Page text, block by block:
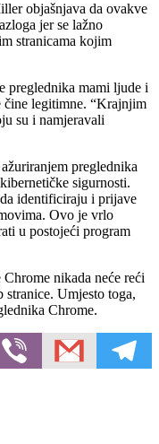
objašnjava da ovakve
jer se lažno
stranicama kojim
preglednika mami ljude i
čine legitimne. “Krajnjim
su i namjeravali
preglednika
sigurnosti.
identificiraju i prijave
Ovo je vrlo
u postojeći program
nikada neće reći
stranice. Umjesto toga,
Chrome.